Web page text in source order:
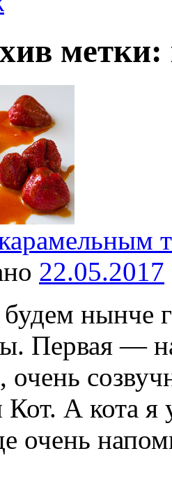
метки:
22.05.2017
нынче
Первая —
очень
А кота я
очень